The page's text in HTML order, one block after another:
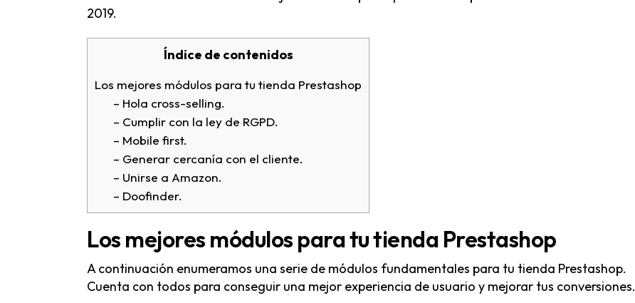
2019.
Índice de contenidos
Los mejores módulos para tu tienda Prestashop
– Hola cross-selling.
– Cumplir con la ley de RGPD.
– Mobile first.
– Generar cercanía con el cliente.
– Unirse a Amazon.
– Doofinder.
Los mejores módulos para tu tienda Prestashop
A continuación enumeramos una serie de módulos fundamentales para tu tienda Prestashop.
Cuenta con todos para conseguir una mejor experiencia de usuario y mejorar tus conversiones.